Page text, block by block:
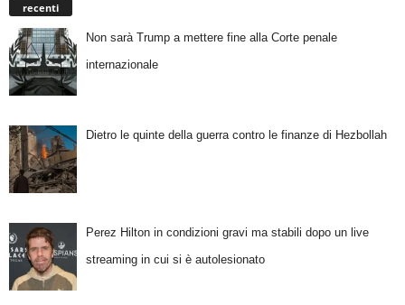
recenti
Non sarà Trump a mettere fine alla Corte penale
internazionale
Dietro le quinte della guerra contro le finanze di Hezbollah
Perez Hilton in condizioni gravi ma stabili dopo un live
streaming in cui si è autolesionato